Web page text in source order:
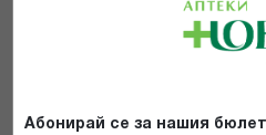
Абонирай се за нашия